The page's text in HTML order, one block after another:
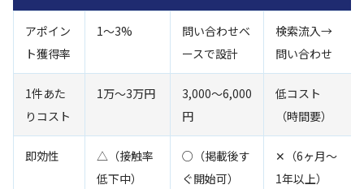
アポイン
ト獲得率
1〜3%
問い合わせベ
ースで設計
検索流入→
問い合わせ
1件あた
りコスト
1万〜3万円
3,000〜6,000
円
低コスト
（時間要）
即効性
△（接触率
低下中）
○（掲載後す
ぐ開始可）
✕（6ヶ月〜
1年以上）